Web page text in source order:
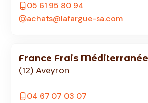
05 61 95 80 94
achats@lafargue-sa.com
France Frais Méditerranée
(12) Aveyron
04 67 07 03 07